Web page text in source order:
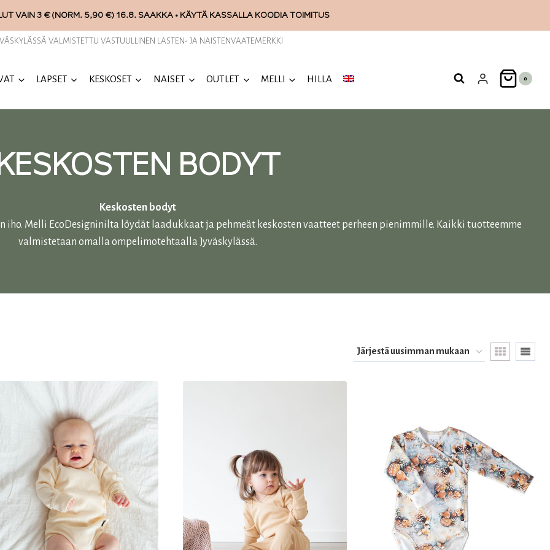
VAIN 3 € (NORM. 5,90 €) 16.8. SAAKKA • KÄYTÄ KASSALLA KOODIATOIMITUS
VALMISTETTU VASTUULLINEN LASTEN- JA NAISTENVAATEMERKKI
LAPSET KESKOSET NAISET OUTLET MELLI HILLA 0
BODYT
Keskosten bodyt
iho. Melli EcoDesigninilta löydät laadukkaat ja pehmeät keskosten vaatteet perheen pienimmille. Kaikki tuotteemme
valmistetaan omalla ompelimotehtaalla Jyväskylässä.